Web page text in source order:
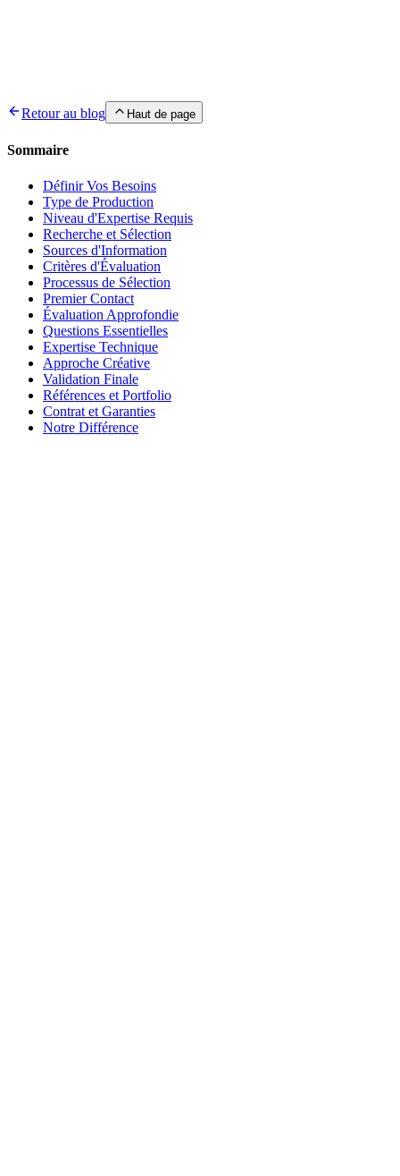
architecture moderne et performance web.
Retour au blog Haut de page
Sommaire
Définir Vos Besoins
Type de Production
Niveau d'Expertise Requis
Recherche et Sélection
Sources d'Information
Critères d'Évaluation
Processus de Sélection
Premier Contact
Évaluation Approfondie
Questions Essentielles
Expertise Technique
Approche Créative
Validation Finale
Références et Portfolio
Contrat et Garanties
Notre Différence